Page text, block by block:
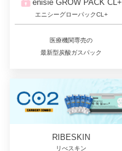
enisie GROW PACK CL+
エニシーグローパックCL+
医療機関専売の
最新型炭酸ガスパック
RIBESKIN
リべスキン